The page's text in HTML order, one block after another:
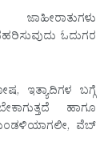
ಓದುಗರ
ಇತ್ಯಾದಿಗಳ ಬಗ್ಗೆ
ಹಾಗೂ
ವೆಬ್